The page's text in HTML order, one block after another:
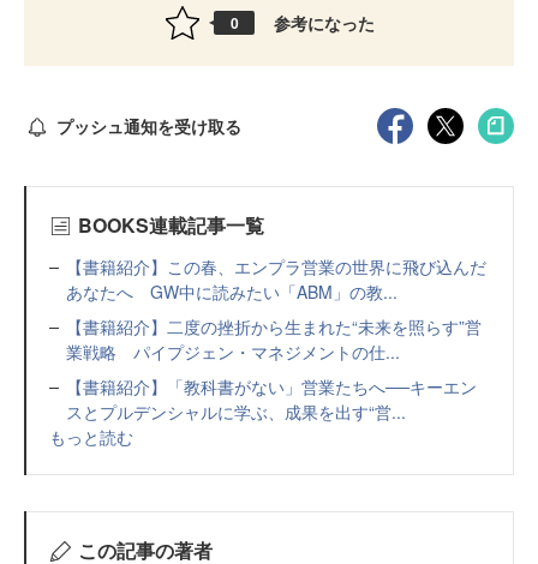
0 参考になった
プッシュ通知を受け取る
BOOKS連載記事一覧
【書籍紹介】この春、エンプラ営業の世界に飛び込んだ
あなたへ GW中に読みたい「ABM」の教...
【書籍紹介】二度の挫折から生まれた“未来を照らす”営
業戦略 パイプジェン・マネジメントの仕...
【書籍紹介】「教科書がない」営業たちへ──キーエン
スとプルデンシャルに学ぶ、成果を出す“営...
もっと読む
この記事の著者